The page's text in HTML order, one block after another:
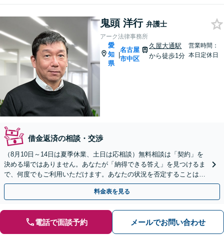
鬼頭 洋行 弁護士
アーク法律事務所
愛
知
県
|
名古屋
市中区
久屋大通駅
から徒歩1分
営業時間：
本日定休日
借金返済の相談・交渉
（8月10日～14日は夏季休業、土日は応相談）無料相談は「契約」を
決める場ではありません。あなたが「納得できる答え」を見つけるま
で、何度でもご利用いただけます。あなたの状況を否定することは、
決してありません。どうぞ、ご安心ください。
料金表を見る
電話で面談予約 メールでお問い合わせ